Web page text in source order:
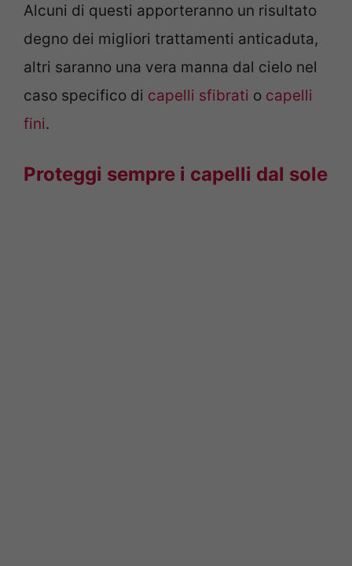
Alcuni di questi apporteranno un risultato
degno dei migliori trattamenti anticaduta,
altri saranno una vera manna dal cielo nel
caso specifico di capelli sfibrati o capelli
fini.
Proteggi sempre i capelli dal sole